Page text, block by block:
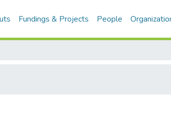
Fundings & Projects People